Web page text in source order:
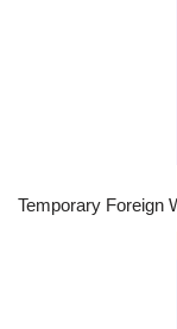
Temporary Foreign